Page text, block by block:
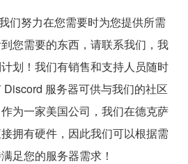
们努力在您需要时为您提供所需
您需要的东西，请联系我们，我
划！我们有销售和支持人员随时
服务器可供与我们的社区
为一家美国公司，我们在德克萨
拥有硬件，因此我们可以根据需
足您的服务器需求！